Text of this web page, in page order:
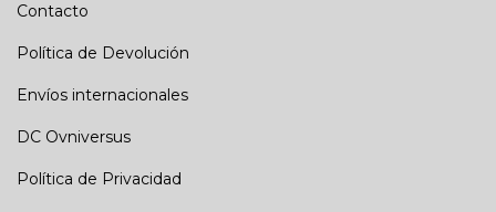
Contacto
Política de Devolución
Envíos internacionales
DC Ovniversus
Política de Privacidad